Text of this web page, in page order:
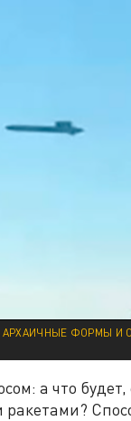
АРХАИЧНЫЕ ФОРМЫ
а что